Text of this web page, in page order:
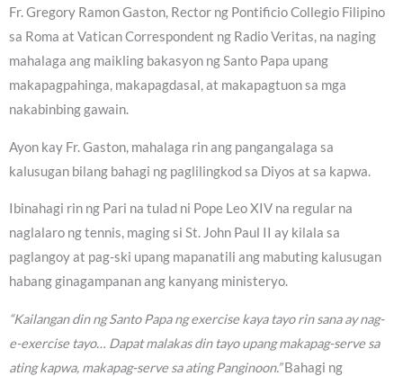
Fr. Gregory Ramon Gaston, Rector ng Pontificio Collegio Filipino
sa Roma at Vatican Correspondent ng Radio Veritas, na naging
mahalaga ang maikling bakasyon ng Santo Papa upang
makapagpahinga, makapagdasal, at makapagtuon sa mga
nakabinbing gawain.
Ayon kay Fr. Gaston, mahalaga rin ang pangangalaga sa
kalusugan bilang bahagi ng paglilingkod sa Diyos at sa kapwa.
Ibinahagi rin ng Pari na tulad ni Pope Leo XIV na regular na
naglalaro ng tennis, maging si St. John Paul II ay kilala sa
paglangoy at pag-ski upang mapanatili ang mabuting kalusugan
habang ginagampanan ang kanyang ministeryo.
“Kailangan din ng Santo Papa ng exercise kaya tayo rin sana ay nag-
e-exercise tayo… Dapat malakas din tayo upang makapag-serve sa
ating kapwa, makapag-serve sa ating Panginoon.”Bahagi ng